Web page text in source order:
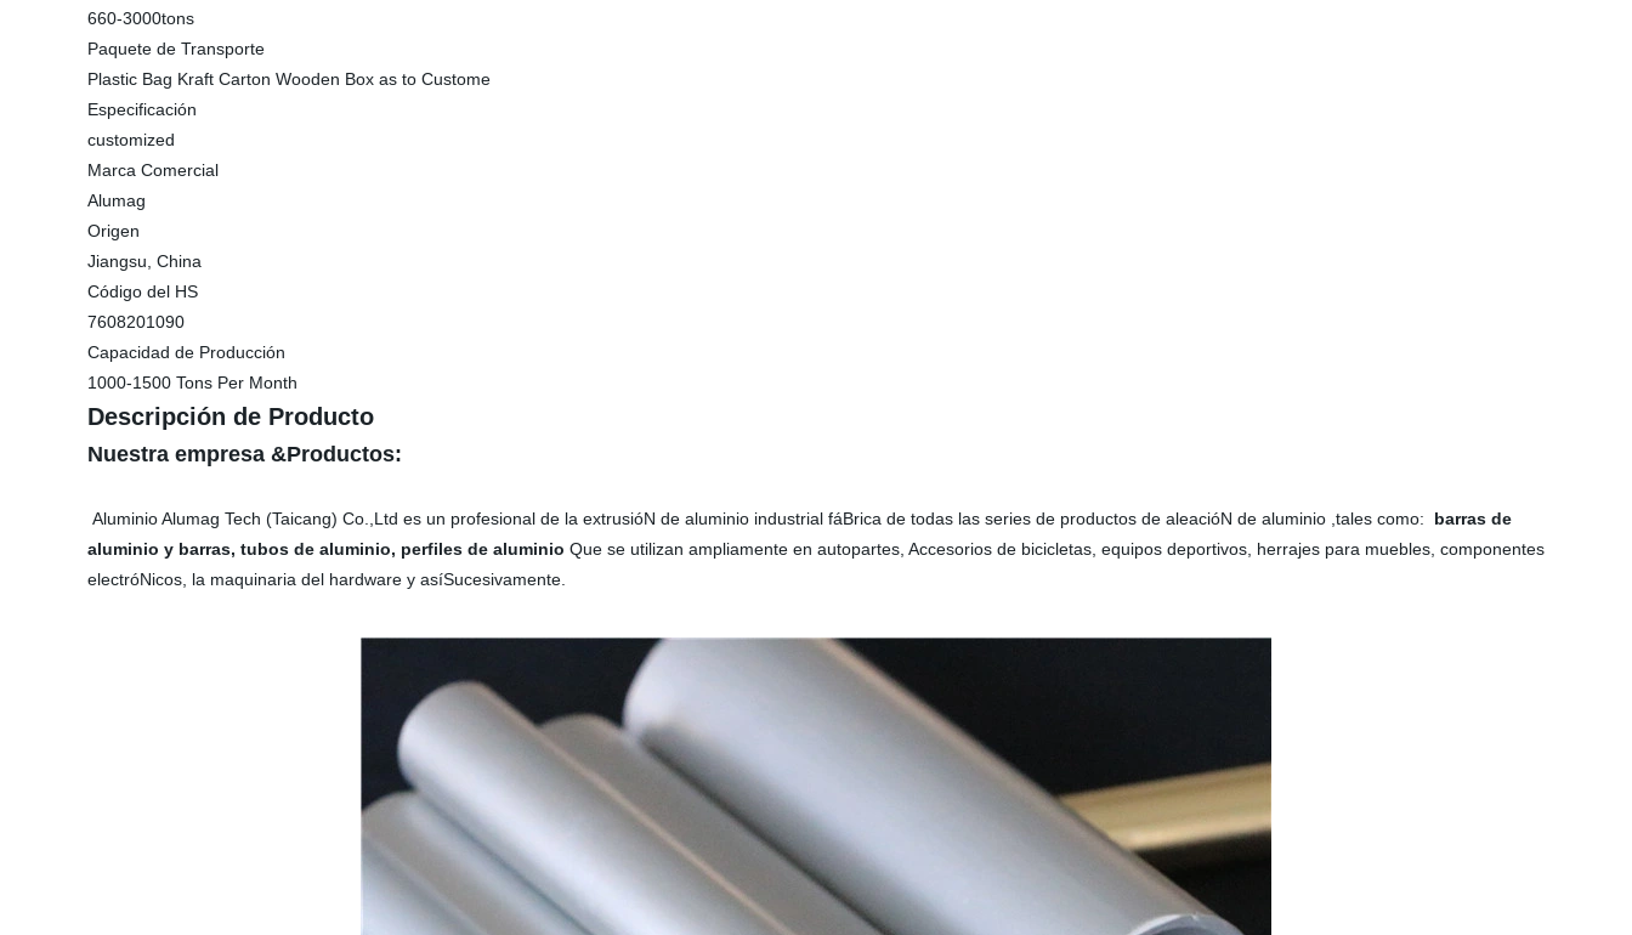
660-3000tons
Paquete de Transporte
Plastic Bag Kraft Carton Wooden Box as to Custome
Especificación
customized
Marca Comercial
Alumag
Origen
Jiangsu, China
Código del HS
7608201090
Capacidad de Producción
1000-1500 Tons Per Month
Descripción de Producto
Nuestra empresa &Productos:
Aluminio Alumag Tech (Taicang) Co.,Ltd es un profesional de la extrusióN de aluminio industrial fáBrica de todas las series de productos de aleacióN de aluminio ,tales como:
barras de
aluminio y barras, tubos de aluminio, perfiles de aluminio Que se utilizan ampliamente en autopartes, Accesorios de bicicletas, equipos deportivos, herrajes para muebles, componentes
electróNicos, la maquinaria del hardware y asíSucesivamente.